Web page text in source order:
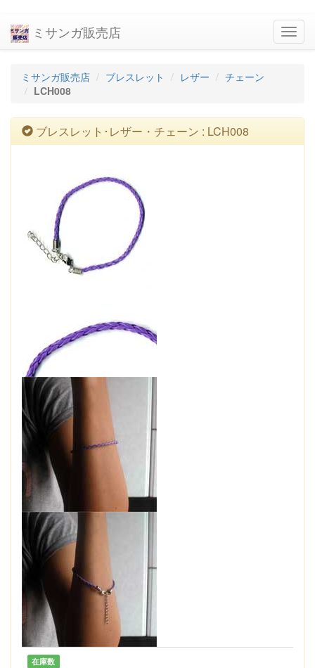
ミサンガ販売店
ミサンガ販売店 ブレスレット レザー
チェーン
LCH008
ブレスレット･レザー・チェーン : LCH008
在庫数